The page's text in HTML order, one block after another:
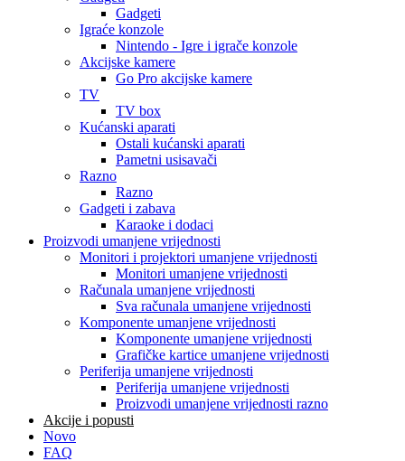
Gadgeti
Igraće konzole
Nintendo - Igre i igrače konzole
Akcijske kamere
Go Pro akcijske kamere
TV
TV box
Kućanski aparati
Ostali kućanski aparati
Pametni usisavači
Razno
Razno
Gadgeti i zabava
Karaoke i dodaci
Proizvodi umanjene vrijednosti
Monitori i projektori umanjene vrijednosti
Monitori umanjene vrijednosti
Računala umanjene vrijednosti
Sva računala umanjene vrijednosti
Komponente umanjene vrijednosti
Komponente umanjene vrijednosti
Grafičke kartice umanjene vrijednosti
Periferija umanjene vrijednosti
Periferija umanjene vrijednosti
Proizvodi umanjene vrijednosti razno
Akcije i popusti
Novo
FAQ